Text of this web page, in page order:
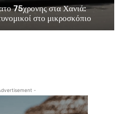
75χρονης στα Χανιά:
στο μικροσκόπιο
-